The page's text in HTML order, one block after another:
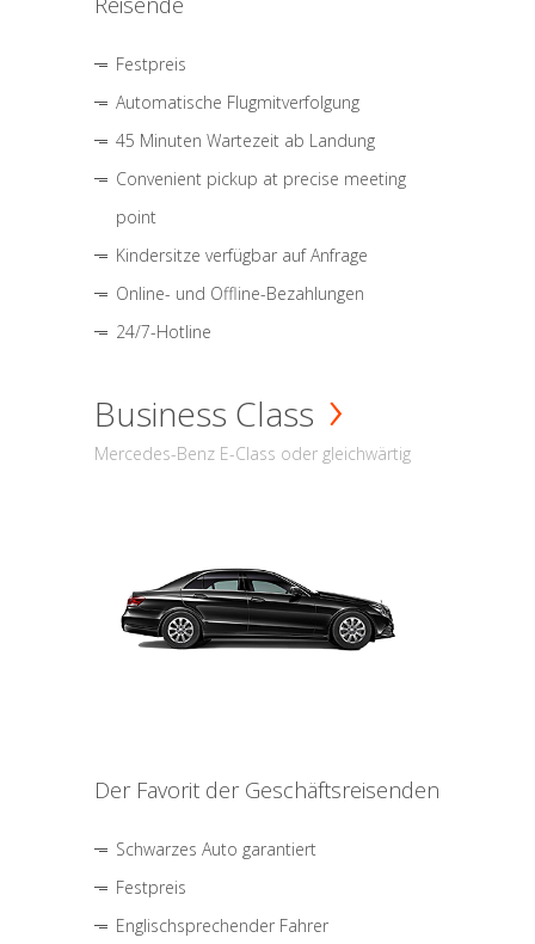
Festpreis
Automatische Flugmitverfolgung
45 Minuten Wartezeit ab Landung
Convenient pickup at precise meeting
point
Kindersitze verfügbar auf Anfrage
Online- und Offline-Bezahlungen
24/7-Hotline
Business Class
Mercedes-Benz E-Class oder gleichwärtig
Der Favorit der Geschäftsreisenden
Schwarzes Auto garantiert
Festpreis
Englischsprechender Fahrer